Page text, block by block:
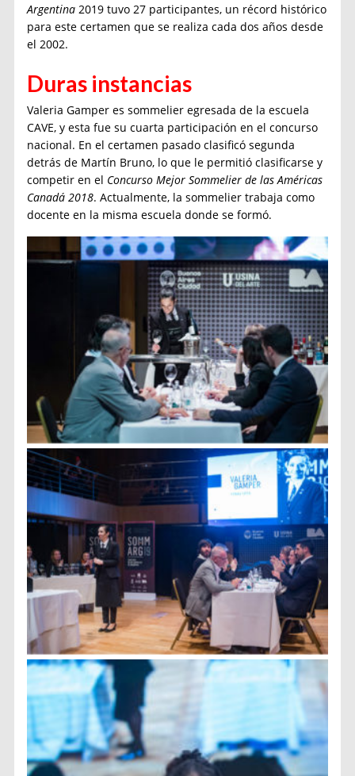
Argentina 2019 tuvo 27 participantes, un récord histórico
para este certamen que se realiza cada dos años desde
el 2002.
Duras instancias
Valeria Gamper es sommelier egresada de la escuela
CAVE, y esta fue su cuarta participación en el concurso
nacional. En el certamen pasado clasificó segunda
detrás de Martín Bruno, lo que le permitió clasificarse y
competir en el Concurso Mejor Sommelier de las Américas
Canadá 2018. Actualmente, la sommelier trabaja como
docente en la misma escuela donde se formó.